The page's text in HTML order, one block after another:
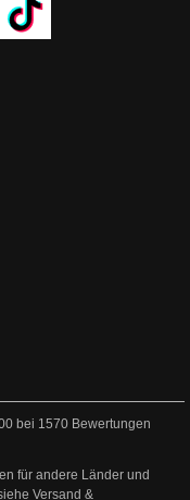
bei 1570 Bewertungen
für andere Länder und
Versand &